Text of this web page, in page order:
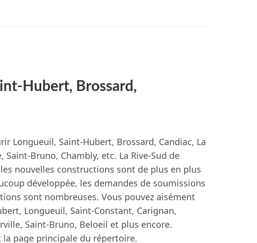
Hubert, Brossard,
Longueuil, Saint-Hubert, Brossard, Candiac, La
Bruno, Chambly, etc. La Rive-Sud de
nouvelles constructions sont de plus en plus
développée, les demandes de soumissions
sont nombreuses. Vous pouvez aisément
Longueuil, Saint-Constant, Carignan,
Saint-Bruno, Beloeil et plus encore.
page principale du répertoire.